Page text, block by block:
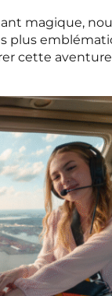
magique,
plus
cette